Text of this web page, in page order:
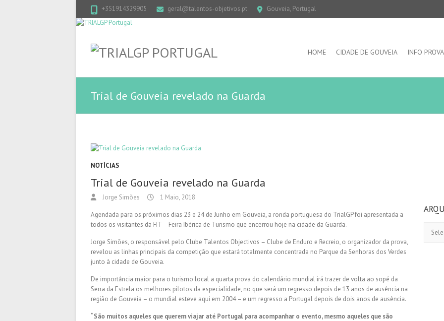
+351914329905 geral@talentos-objetivos.pt Gouveia, Portugal
HOME CIDADE DE GOUVEIA INFO PROVA
Trial de Gouveia revelado na Guarda
NOTÍCIAS
Trial de Gouveia revelado na Guarda
Jorge Simões 1 Maio, 2018
Agendada para os próximos dias 23 e 24 de Junho em Gouveia, a ronda portuguesa do TrialGP foi apresentada a
todos os visitantes da FIT – Feira Ibérica de Turismo que encerrou hoje na cidade da Guarda.
Jorge Simões, o responsável pelo Clube Talentos Objectivos – Clube de Enduro e Recreio, o organizador da prova,
revelou as linhas principais da competição que estará totalmente concentrada no Parque da Senhoras dos Verdes
junto à cidade de Gouveia.
De importância maior para o turismo local a quarta prova do calendário mundial irá trazer de volta ao sopé da
Serra da Estrela os melhores pilotos da especialidade, no que será um regresso depois de 13 anos de ausência na
região de Gouveia – o mundial esteve aqui em 2004 – e um regresso a Portugal depois de dois anos de ausência.
“São muitos aqueles que querem viajar até Portugal para acompanhar o evento, mesmo aqueles que são